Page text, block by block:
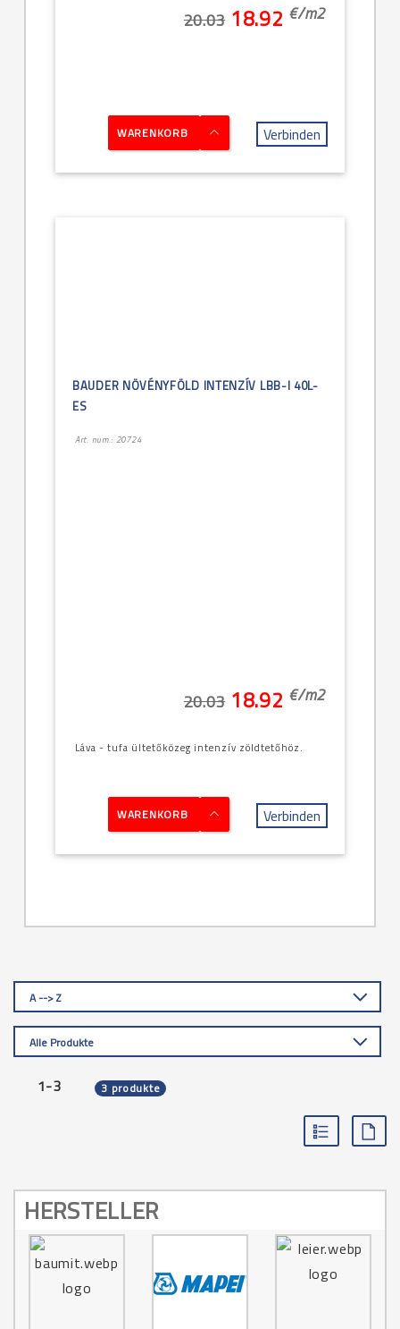
20.03 18.92 €/m2
WARENKORB Verbinden
BAUDER NÖVÉNYFÖLD INTENZÍV LBB-I 40L-
ES
Art. num.: 20724
20.03 18.92 €/m2
Láva - tufa ültetőközeg intenzív zöldtetőhöz.
WARENKORB Verbinden
A --> Z
Alle Produkte
1-3 3 produkte
HERSTELLER